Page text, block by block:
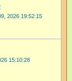
2026 19:52:15
15:10:28